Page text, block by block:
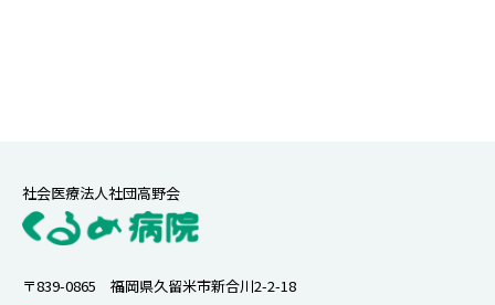
社会医療法人社団高野会
〒839-0865 福岡県久留米市新合川2-2-18